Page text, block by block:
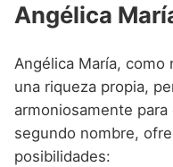
Angélica
Angélica María,
una riqueza propia,
armoniosamente
segundo nombre,
posibilidades: